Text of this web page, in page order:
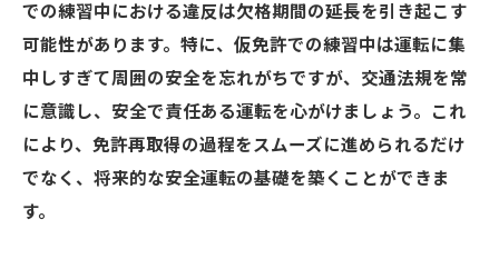
での練習中における違反は欠格期間の延長を引き起こす
可能性があります。特に、仮免許での練習中は運転に集
中しすぎて周囲の安全を忘れがちですが、交通法規を常
に意識し、安全で責任ある運転を心がけましょう。これ
により、免許再取得の過程をスムーズに進められるだけ
でなく、将来的な安全運転の基礎を築くことができま
す。